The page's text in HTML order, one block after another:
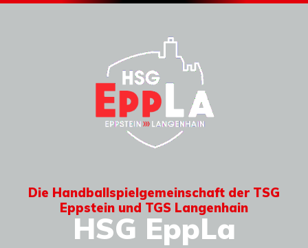
Die Handballspielgemeinschaft der TSG
Eppstein und TGS Langenhain
HSG EppLa